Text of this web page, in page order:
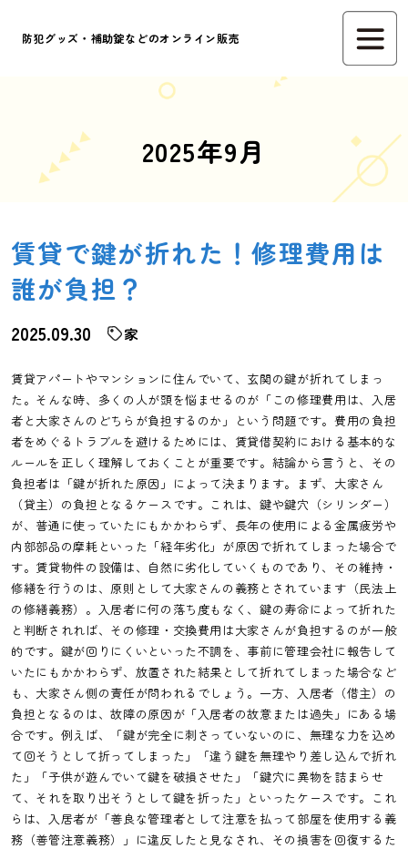
防犯グッズ・補助錠などのオンライン販売
2025年9月
賃貸で鍵が折れた！修理費用は
誰が負担？
2025.09.30 家
賃貸アパートやマンションに住んでいて、玄関の鍵が折れてしまっ
た。そんな時、多くの人が頭を悩ませるのが「この修理費用は、入居
者と大家さんのどちらが負担するのか」という問題です。費用の負担
者をめぐるトラブルを避けるためには、賃貸借契約における基本的な
ルールを正しく理解しておくことが重要です。結論から言うと、その
負担者は「鍵が折れた原因」によって決まります。まず、大家さん
（貸主）の負担となるケースです。これは、鍵や鍵穴（シリンダー）
が、普通に使っていたにもかかわらず、長年の使用による金属疲労や
内部部品の摩耗といった「経年劣化」が原因で折れてしまった場合で
す。賃貸物件の設備は、自然に劣化していくものであり、その維持・
修繕を行うのは、原則として大家さんの義務とされています（民法上
の修繕義務）。入居者に何の落ち度もなく、鍵の寿命によって折れた
と判断されれば、その修理・交換費用は大家さんが負担するのが一般
的です。鍵が回りにくいといった不調を、事前に管理会社に報告して
いたにもかかわらず、放置された結果として折れてしまった場合など
も、大家さん側の責任が問われるでしょう。一方、入居者（借主）の
負担となるのは、故障の原因が「入居者の故意または過失」にある場
合です。例えば、「鍵が完全に刺さっていないのに、無理な力を込め
て回そうとして折ってしまった」「違う鍵を無理やり差し込んで折れ
た」「子供が遊んでいて鍵を破損させた」「鍵穴に異物を詰まらせ
て、それを取り出そうとして鍵を折った」といったケースです。これ
らは、入居者が「善良な管理者として注意を払って部屋を使用する義
務（善管注意義務）」に違反したと見なされ、その損害を回復するた